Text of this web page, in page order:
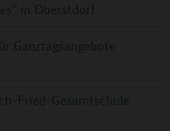
in Oberstdorf
Ganztagsangebote
Fried-Gesamtschule